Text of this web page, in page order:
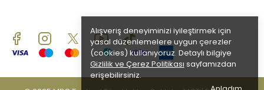
Alışveriş deneyiminizi iyileştirmek için
yasal düzenlemelere uygun çerezler
(cookies) kullanıyoruz. Detaylı bilgiye
Gizlilik ve Çerez Politikası sayfamızdan
erişebilirsiniz.